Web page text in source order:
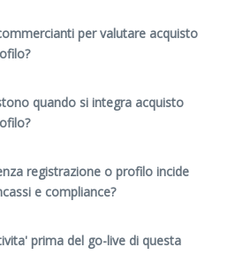
per valutare acquisto
quando si integra acquisto
registrazione o profilo incide
e compliance?
prima del go-live di questa